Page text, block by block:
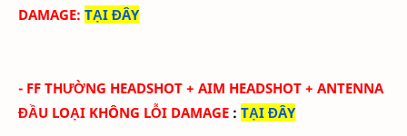
DAMAGE: TẠI ĐÂY
- FF THƯỜNG HEADSHOT + AIM HEADSHOT + ANTENNA
ĐẦU LOẠI KHÔNG LỖI DAMAGE : TẠI ĐÂY